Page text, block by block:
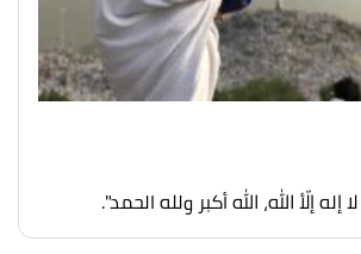
إله إلّأ الله، الله أكبر ولله الحمد".